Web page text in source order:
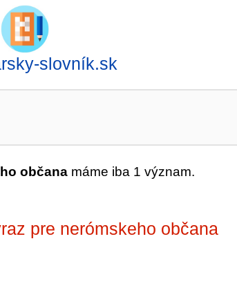
slovník.sk
občana máme iba 1 význam.
pre nerómskeho občana